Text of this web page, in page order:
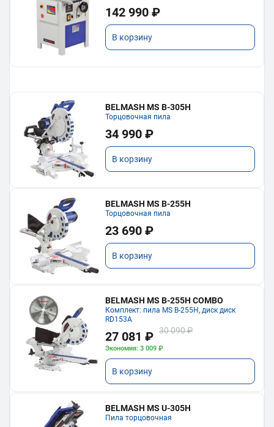
142 990 ₽
В корзину
BELMASH MS B-305H
Торцовочная пила
34 990 ₽
В корзину
BELMASH MS B-255H
Торцовочная пила
23 690 ₽
В корзину
BELMASH MS B-255H COMBO
Комплект: пила MS B-255H, диск диск
RD153A
27 081 ₽ 30 090 ₽
Экономия: 3 009 ₽
В корзину
BELMASH MS U-305H
Пила торцовочная